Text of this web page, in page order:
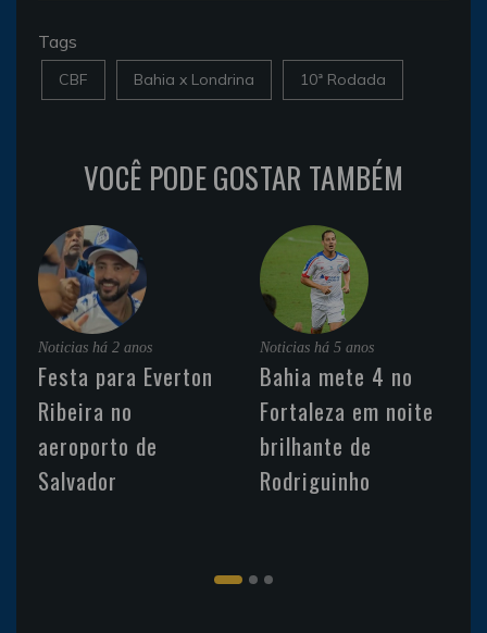
Tags
CBF Bahia x Londrina 10ª Rodada
VOCÊ PODE GOSTAR TAMBÉM
Noticias há 2 anos
Festa para Everton
Ribeira no
aeroporto de
Salvador
Noticias há 5 anos
Bahia mete 4 no
Fortaleza em noite
brilhante de
Rodriguinho